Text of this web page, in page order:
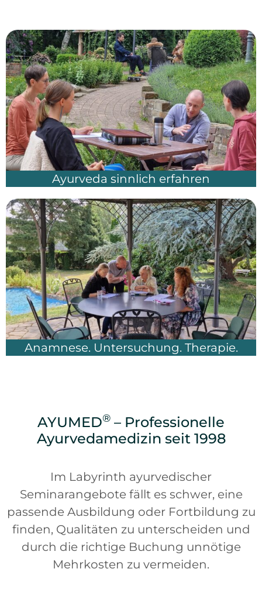
Ayurveda sinnlich erfahren
Anamnese. Untersuchung. Therapie.
AYUMED® – Professionelle
Ayurvedamedizin seit 1998
Im Labyrinth ayurvedischer
Seminarangebote fällt es schwer, eine
passende Ausbildung oder Fortbildung zu
finden, Qualitäten zu unterscheiden und
durch die richtige Buchung unnötige
Mehrkosten zu vermeiden.